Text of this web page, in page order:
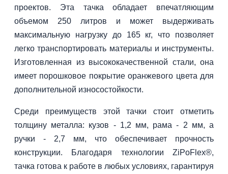
проектов. Эта тачка обладает впечатляющим
объемом 250 литров и может выдерживать
максимальную нагрузку до 165 кг, что позволяет
легко транспортировать материалы и инструменты.
Изготовленная из высококачественной стали, она
имеет порошковое покрытие оранжевого цвета для
дополнительной износостойкости.
Среди преимуществ этой тачки стоит отметить
толщину металла: кузов - 1,2 мм, рама - 2 мм, а
ручки - 2,7 мм, что обеспечивает прочность
конструкции. Благодаря технологии ZiPoFlex®,
тачка готова к работе в любых условиях, гарантируя